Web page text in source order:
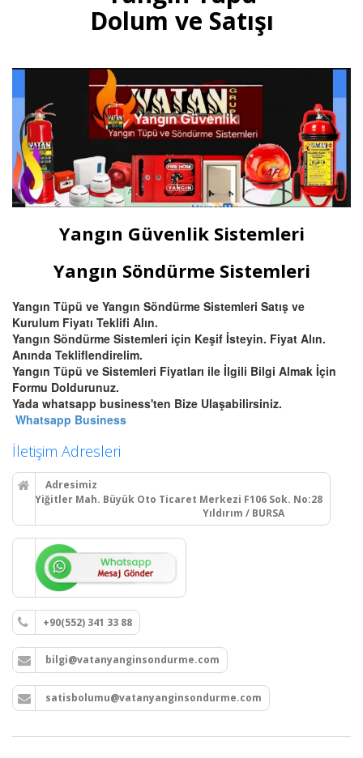
fabrikalar için beam (ışın) tipi
yangın dedektörü satış ve
Devamını Oku
Bursa Otomatik Gazlı Söndürme
ve Mühendislik Sistemleri
Bursa FM200, Novec 1230
otomatik gazlı söndürme, pano
endüstriyel mutfak davlumbaz
montaj ve tüp dolumu.
Devamını Oku
Bursa Yangın Dolabı, Hortum
Tesisatı ve Hidrant Sistemleri
Bursa sıva üstü, sıva altı yangın
dolapları montajı, seyyar
Devamını Oku
Bursa Yangın Alarm ve Algılama
Paneli Çeşitleri
satışı, yangın algılama panelleri
projelendirme, montaj ve
periyodik teknik servis
hizmetleri.
Devamını Oku
Dolum ve Satışı
Yangın Güvenlik Sistemleri
Yangın Söndürme Sistemleri
Yangın Tüpü ve Yangın Söndürme Sistemleri Satış ve
Kurulum Fiyatı Teklifi Alın.
Yangın Söndürme Sistemleri için Keşif İsteyin. Fiyat Alın.
Anında Tekliflendirelim.
Yangın Tüpü ve Sistemleri Fiyatları ile İlgili Bilgi Almak İçin
Formu Doldurunuz.
Yada whatsapp business'ten Bize Ulaşabilirsiniz.
Whatsapp Business
İletişim Adresleri
Adresimiz
Yiğitler Mah. Büyük Oto Ticaret Merkezi F106 Sok. No:28
Yıldırım / BURSA
+90(552) 341 33 88
bilgi@vatanyanginsondurme.com
satisbolumu@vatanyanginsondurme.com